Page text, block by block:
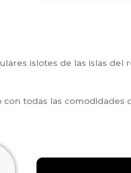
islotes de las islas del
todas las